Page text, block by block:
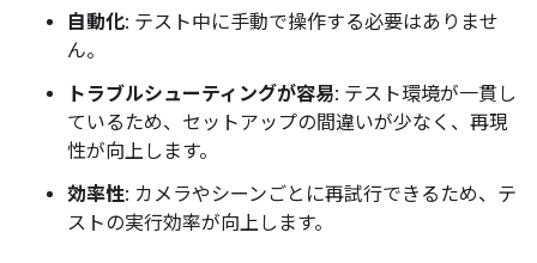
自動化: テスト中に手動で操作する必要はありませ
ん。
トラブルシューティングが容易: テスト環境が一貫し
ているため、セットアップの間違いが少なく、再現
性が向上します。
効率性: カメラやシーンごとに再試行できるため、テ
ストの実行効率が向上します。